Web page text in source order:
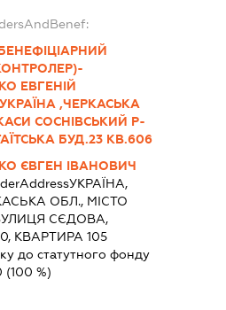
ЕВГЕНІЙ
,ЧЕРКАСЬКА
СОСНІВСЬКИЙ Р-
БУД.23 КВ.606
ЄВГЕН ІВАНОВИЧ
УКРАЇНА,
ОБЛ., МІСТО
СЄДОВА,
КВАРТИРА 105
до статутного фонду
(100 %)